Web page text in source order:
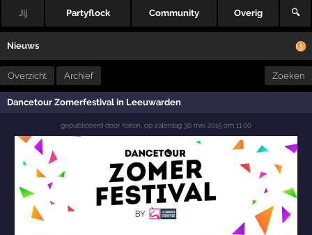
Jij Partyflock Community Overig 🔍
Nieuws
Overzicht Archief Zoeken
Dancetour Zomerfestival in Leeuwarden
gepubliceerd door Karian op zaterdag 30 mei 2015 om 11:00